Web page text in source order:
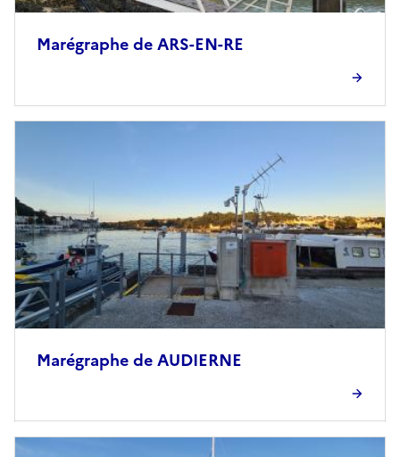
Marégraphe de ARS-EN-RE
Marégraphe de AUDIERNE